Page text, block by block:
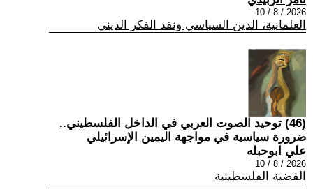
2026 / 8 / 10
العلمانية، الدين السياسي ونقد الفكر الديني
(46) توحيد الصوت العربي في الداخل الفلسطيني..
ضرورة سياسية في مواجهة اليمين الإسرائيلي
علي ابوحبله
2026 / 8 / 10
القضية الفلسطينية